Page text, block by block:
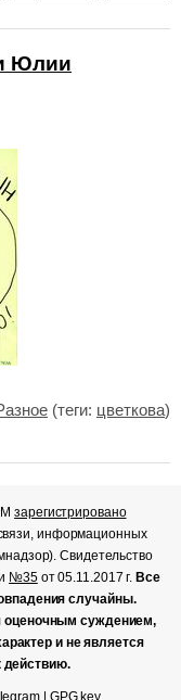
Юлии
(теги: цветкова)
зарегистрировано
информационных
Свидетельство
№35от 05.11.2017 г.Все
случайны.
оценочным суждением,
и не является
действию.
| GPG key